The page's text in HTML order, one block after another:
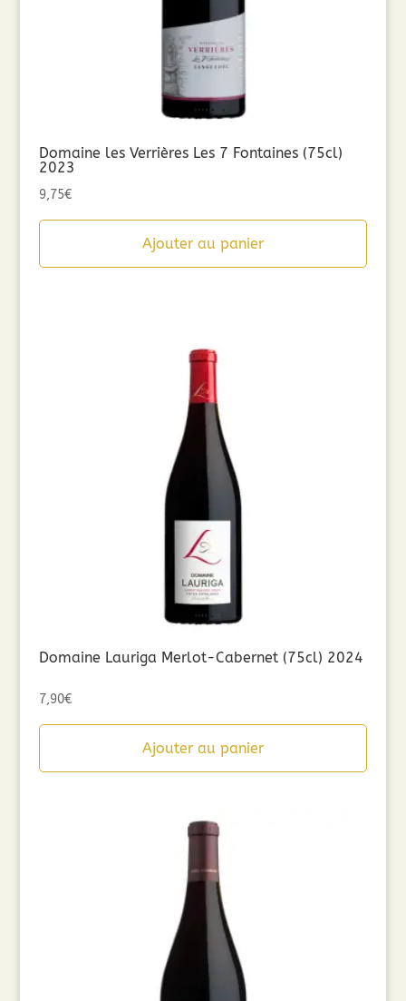
Domaine les Verrières Les 7 Fontaines (75cl)
2023
9,75€
Ajouter au panier
Domaine Lauriga Merlot-Cabernet (75cl) 2024
7,90€
Ajouter au panier